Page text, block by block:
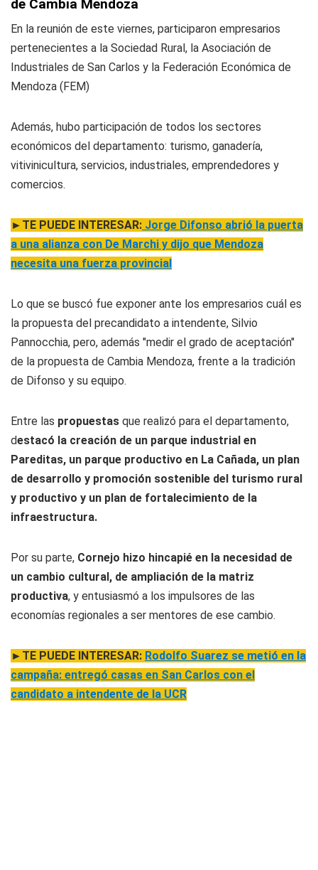
de Cambia Mendoza
En la reunión de este viernes, participaron empresarios
pertenecientes a la Sociedad Rural, la Asociación de
Industriales de San Carlos y la Federación Económica de
Mendoza (FEM)
Además, hubo participación de todos los sectores
económicos del departamento: turismo, ganadería,
vitivinicultura, servicios, industriales, emprendedores y
comercios.
►TE PUEDE INTERESAR: Jorge Difonso abrió la puerta
a una alianza con De Marchi y dijo que Mendoza
necesita una fuerza provincial
Lo que se buscó fue exponer ante los empresarios cuál es
la propuesta del precandidato a intendente, Silvio
Pannocchia, pero, además "medir el grado de aceptación"
de la propuesta de Cambia Mendoza, frente a la tradición
de Difonso y su equipo.
Entre las propuestas que realizó para el departamento,
destacó la creación de un parque industrial en
Pareditas, un parque productivo en La Cañada, un plan
de desarrollo y promoción sostenible del turismo rural
y productivo y un plan de fortalecimiento de la
infraestructura.
Por su parte, Cornejo hizo hincapié en la necesidad de
un cambio cultural, de ampliación de la matriz
productiva, y entusiasmó a los impulsores de las
economías regionales a ser mentores de ese cambio.
►TE PUEDE INTERESAR: Rodolfo Suarez se metió en la
campaña: entregó casas en San Carlos con el
candidato a intendente de la UCR